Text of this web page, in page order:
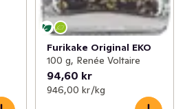
Furikake Original EKO
100 g, Renée Voltaire
94,60 kr
946,00 kr /kg